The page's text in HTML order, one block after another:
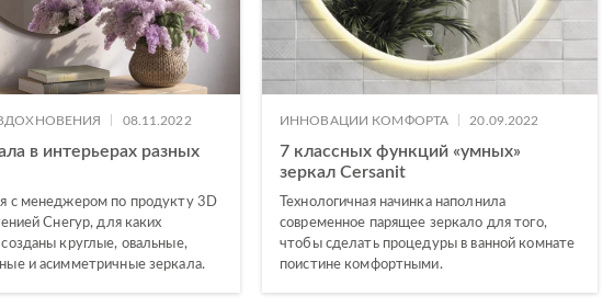
08.11.2022
в интерьерах разных
с менеджером по продукту 3D
Снегур, для каких
круглые, овальные,
и асимметричные зеркала.
ИННОВАЦИИ КОМФОРТА 20.09.2022
7 классных функций «умных»
зеркал Cersanit
Технологичная начинка наполнила
современное парящее зеркало для того,
чтобы сделать процедуры в ванной комнате
поистине комфортными.